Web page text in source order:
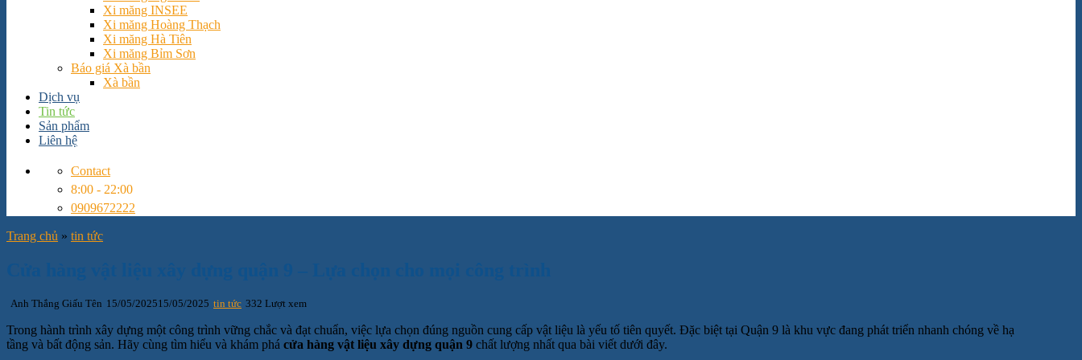
Xi măng INSEE
Xi măng Hoàng Thạch
Xi măng Hà Tiên
Xi măng Bỉm Sơn
Báo giá Xà bần
Xà bần
Dịch vụ
Tin tức
Sản phẩm
Liên hệ
Contact
8:00 - 22:00
0909672222
Trang chủ » tin tức
Anh Thắng Giấu Tên 15/05/202515/05/2025 tin tức 332 Lượt xem
Trong hành trình xây dựng một công trình vững chắc và đạt chuẩn, việc lựa chọn đúng nguồn cung cấp vật liệu là yếu tố tiên quyết. Đặc biệt tại Quận 9 là khu vực đang phát triển nhanh chóng về hạ
tầng và bất động sản. Hãy cùng tìm hiểu và khám phá cửa hàng vật liệu xây dựng quận 9 chất lượng nhất qua bài viết dưới đây.